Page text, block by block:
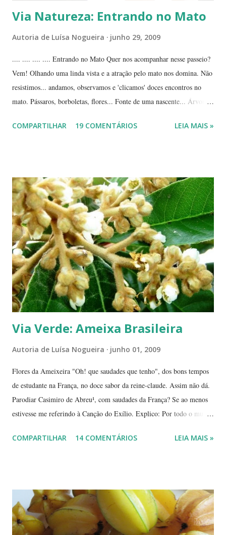
Via Natureza: Entrando no Mato
Autoria de Luísa Nogueira junho 29, 2009
.... .... .... .... Entrando no Mato Quer nos acompanhar nesse passeio?
Vem! Olhando uma linda vista e a atração pelo mato nos domina. Não
resistimos... andamos, observamos e 'clicamos' doces encontros no
mato. Pássaros, borboletas, flores... Fonte de uma nascente... Árvores
e cores... Picão*... Mais flores... Muitas plantas, capim, pedras... Um
de passeios no mato, em pleno cerrado, observando as pequenas coisas
à nossa volta, tão importantes mas às vezes tão esquecidas. Vamos
aproveitar as férias para curtir a natureza? ... ----------------------- ....
A moça que aparece na...
COMPARTILHAR 19 COMENTÁRIOS LEIA MAIS »
Via Verde: Ameixa Brasileira
Autoria de Luísa Nogueira junho 01, 2009
Flores da Ameixeira "Oh! que saudades que tenho", dos bons tempos
de estudante na França, no doce sabor da reine-claude. Assim não dá.
Parodiar Casimiro de Abreu¹, com saudades da França? Se ao menos
estivesse me referindo à Canção do Exílio. Explico: Por todo o mundo
precisos, mas é por aí. Na Europa existe uma grande quantidade delas,
coquinho, morango, amora - estou citando as que amo, claro. Em
Paris pode-se encontrar a reine-claude em quase todos os lugares, dos
supermercados às feiras livres. Foi em uma dessas feiras que a
COMPARTILHAR 14 COMENTÁRIOS LEIA MAIS »